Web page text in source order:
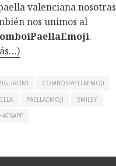
valenciana nosotras
nos unimos al
.
COMBOIPAELLAEMOJI
PAELLAEMOJI
SMILEY